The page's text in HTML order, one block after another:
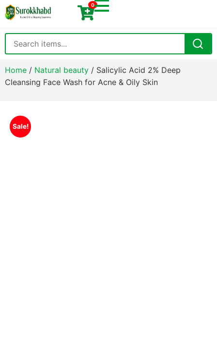
0
Home / Natural beauty / Salicylic Acid 2% Deep
Cleansing Face Wash for Acne & Oily Skin
Sale!